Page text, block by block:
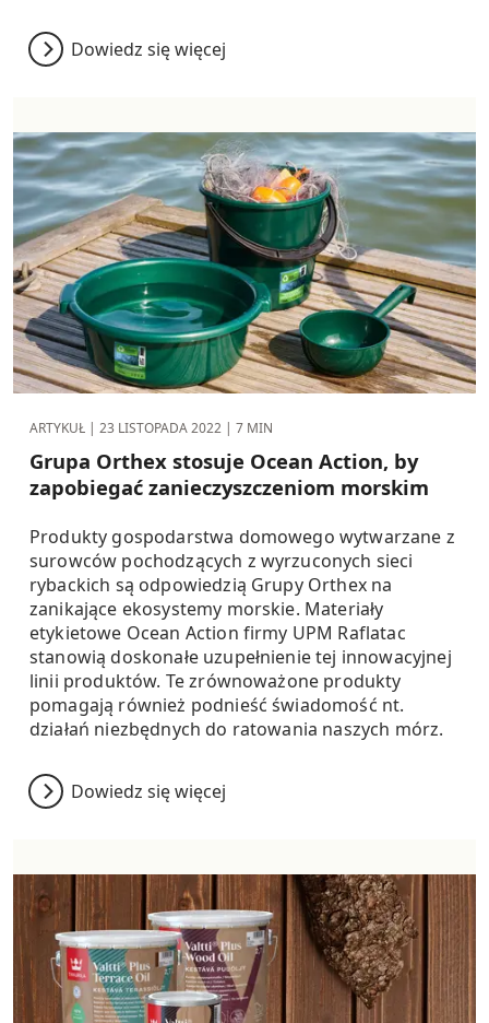
Dowiedz się więcej
ARTYKUŁ | 23 LISTOPADA 2022 | 7 MIN
Grupa Orthex stosuje Ocean Action, by
zapobiegać zanieczyszcze­niom morskim
Produkty gospodarstwa domowego wytwarzane z
surowców pochodzących z wyrzuconych sieci
rybackich są odpowiedzią Grupy Orthex na
zanikające ekosystemy morskie. Materiały
etykietowe Ocean Action firmy UPM Raflatac
stanowią doskonałe uzupełnienie tej innowacyjnej
linii produktów. Te zrównoważone produkty
pomagają również podnieść świadomość nt.
działań niezbędnych do ratowania naszych mórz.
Dowiedz się więcej